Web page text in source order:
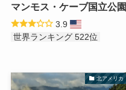
マンモス・ケーブ国立公園
3.9
世界ランキング 522位
北アメリカ